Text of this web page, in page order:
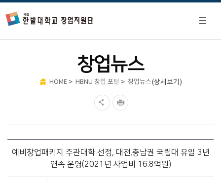
창업뉴스
HOME> HBNU 창업 포털 > 창업뉴스(상세보기)
예비창업패키지 주관대학 선정, 대전.충남권 국립대 유일 3년
연속 운영(2021년 사업비 16.8억원)